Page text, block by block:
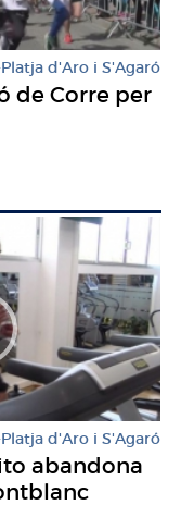
d'Aro i S'Agaró
de Corre per
d'Aro i S'Agaró
abandona